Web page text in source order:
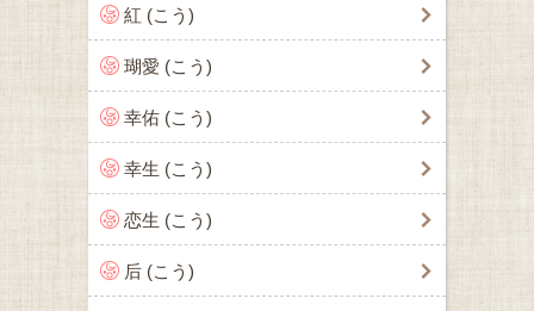
紅 (こう)
瑚愛 (こう)
幸佑 (こう)
幸生 (こう)
恋生 (こう)
后 (こう)